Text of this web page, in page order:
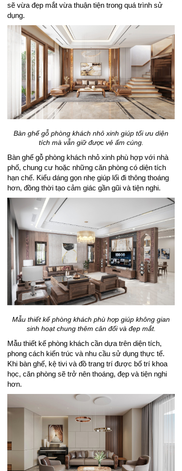
sẽ vừa đẹp mắt vừa thuận tiện trong quá trình sử
dụng.
Bàn ghế gỗ phòng khách nhỏ xinh giúp tối ưu diện
tích mà vẫn giữ được vẻ ấm cúng.
Bàn ghế gỗ phòng khách nhỏ xinh phù hợp với nhà
phố, chung cư hoặc những căn phòng có diện tích
hạn chế. Kiểu dáng gọn nhẹ giúp lối đi thông thoáng
hơn, đồng thời tạo cảm giác gần gũi và tiện nghi.
Mẫu thiết kế phòng khách phù hợp giúp không gian
sinh hoạt chung thêm cân đối và đẹp mắt.
Mẫu thiết kế phòng khách cần dựa trên diện tích,
phong cách kiến trúc và nhu cầu sử dụng thực tế.
Khi bàn ghế, kệ tivi và đồ trang trí được bố trí khoa
học, căn phòng sẽ trở nên thoáng, đẹp và tiện nghi
hơn.